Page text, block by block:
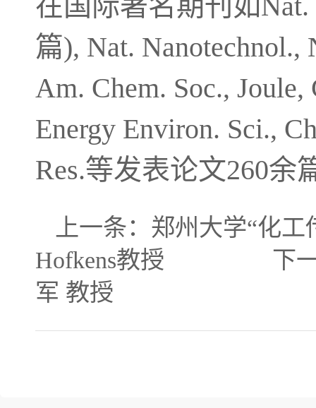
篇), Nat. Nanotechnol.,
Am. Chem. Soc.,
Energy Environ. Sci.,
Res.等发表论文260
上一条： 郑州大学“化工
Hofkens教授 下一
军 教授